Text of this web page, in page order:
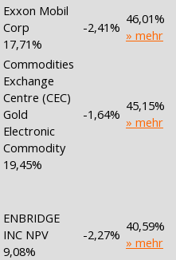
Exxon Mobil
Corp
17,71%
-2,41%
46,01%
» mehr
Commodities
Exchange
Centre (CEC)
Gold
Electronic
Commodity
19,45%
-1,64%
45,15%
» mehr
ENBRIDGE
INC NPV
9,08%
-2,27%
40,59%
» mehr